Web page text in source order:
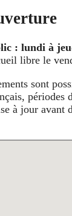
: lundi à
libre le
sont
périodes
à jour avant